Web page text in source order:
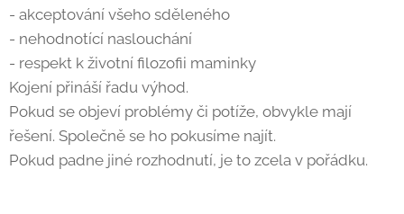
- akceptování všeho sděleného
- nehodnotící naslouchání
- respekt k životní filozofii maminky
Kojení přináší řadu výhod.
Pokud se objeví problémy či potíže, obvykle mají
řešení. Společně se ho pokusíme najít.
Pokud padne jiné rozhodnutí, je to zcela v pořádku.